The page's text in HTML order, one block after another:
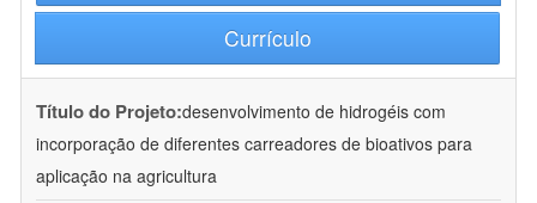
Currículo
Título do Projeto:desenvolvimento de hidrogéis com
incorporação de diferentes carreadores de bioativos para
aplicação na agricultura